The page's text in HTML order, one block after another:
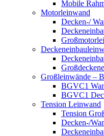
Mobile
Motorleinwand
Decken-/
Großleinwände –
BGVC1
BGVC1
Tension Leinwand
Tension
Decken-/